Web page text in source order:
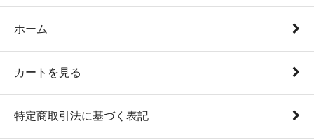
ホーム
カートを見る
特定商取引法に基づく表記